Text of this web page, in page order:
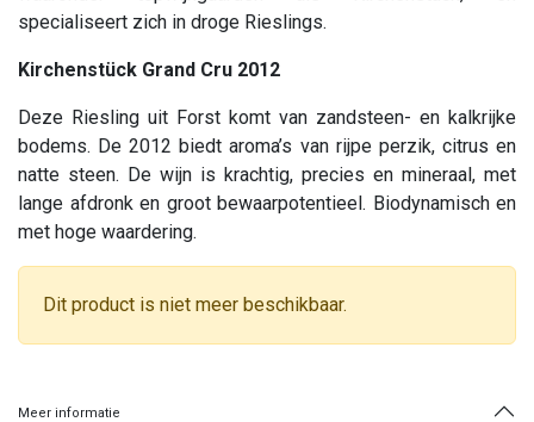
specialiseert zich in droge Rieslings.
Kirchenstück Grand Cru 2012
Deze Riesling uit Forst komt van zandsteen- en kalkrijke
bodems. De 2012 biedt aroma’s van rijpe perzik, citrus en
natte steen. De wijn is krachtig, precies en mineraal, met
lange afdronk en groot bewaarpotentieel. Biodynamisch en
met hoge waardering.
Dit product is niet meer beschikbaar.
Meer informatie